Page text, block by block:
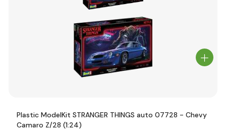
Plastic ModelKit STRANGER THINGS auto 07728 - Chevy
Camaro Z/28 (1:24)